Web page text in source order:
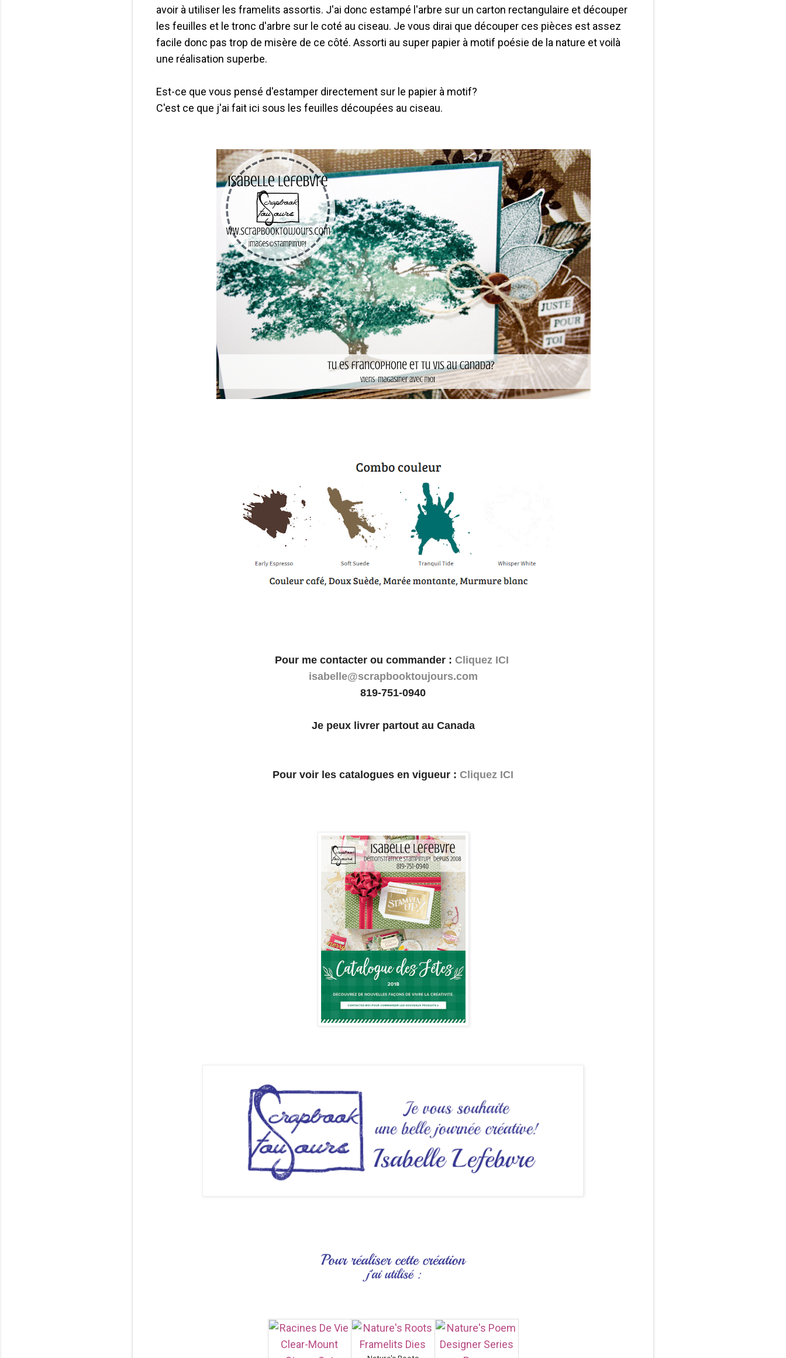
avoir à utiliser les framelits assortis. J'ai donc estampé l'arbre sur un carton rectangulaire et découper
les feuilles et le tronc d'arbre sur le coté au ciseau. Je vous dirai que découper ces pièces est assez
facile donc pas trop de misère de ce côté. Assorti au super papier à motif poésie de la nature et voilà
une réalisation superbe.
Est-ce que vous pensé d'estamper directement sur le papier à motif?
C'est ce que j'ai fait ici sous les feuilles découpées au ciseau.
Pour me contacter ou commander : Cliquez ICI
isabelle@scrapbooktoujours.com
819-751-0940
Je peux livrer partout au Canada
Pour voir les catalogues en vigueur : Cliquez ICI